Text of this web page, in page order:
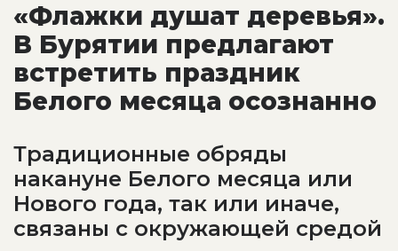
«Флажки душат деревья».
В Бурятии предлагают
встретить праздник
Белого месяца осознанно
Традиционные обряды
накануне Белого месяца или
Нового года, так или иначе,
связаны с окружающей средой